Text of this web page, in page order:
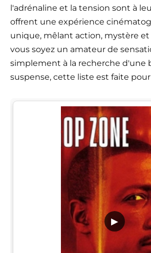
l'adrénaline et la tension sont à
offrent une expérience
unique, mêlant action, mystère et
vous soyez un amateur de
simplement à la recherche d'une
suspense, cette liste est faite
▶